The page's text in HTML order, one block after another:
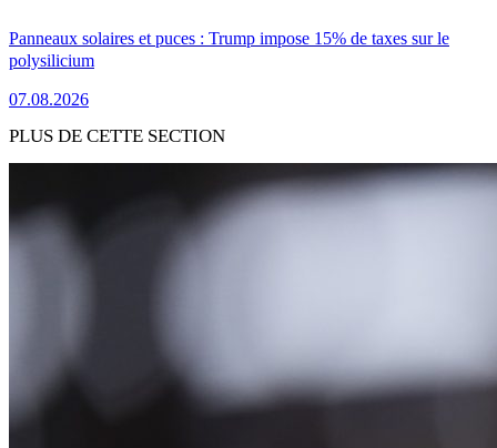
Panneaux solaires et puces : Trump impose 15% de taxes sur le
polysilicium
07.08.2026
PLUS DE CETTE SECTION